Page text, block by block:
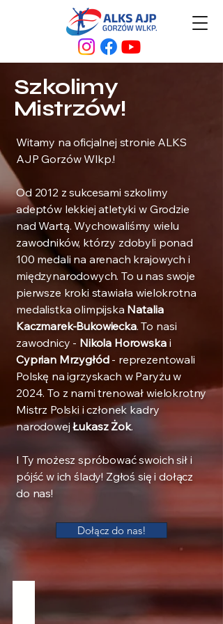
Szkolimy
Mistrzów!
Witamy na oficjalnej stronie ALKS
AJP Gorzów Wlkp.!
Od 2012 z sukcesami szkolimy
adeptów lekkiej atletyki w Grodzie
nad Wartą. Wychowaliśmy wielu
zawodników, którzy zdobyli ponad
100 medali na arenach krajowych i
międzynarodowych. To u nas swoje
pierwsze kroki stawiała wielokrotna
medalistka olimpijska Natalia
Kaczmarek-Bukowiecka. To nasi
zawodnicy - Nikola Horowskai
Cyprian Mrzygłód- reprezentowali
Polskę na igrzyskach w Paryżu w
2024. To z nami trenował wielokrotny
Mistrz Polski i członek kadry
narodowejŁukasz Żok.
I Ty możesz spróbować swoich sił i
pójść w ich ślady! Zgłoś się i dołącz
do nas!
Dołącz do nas!